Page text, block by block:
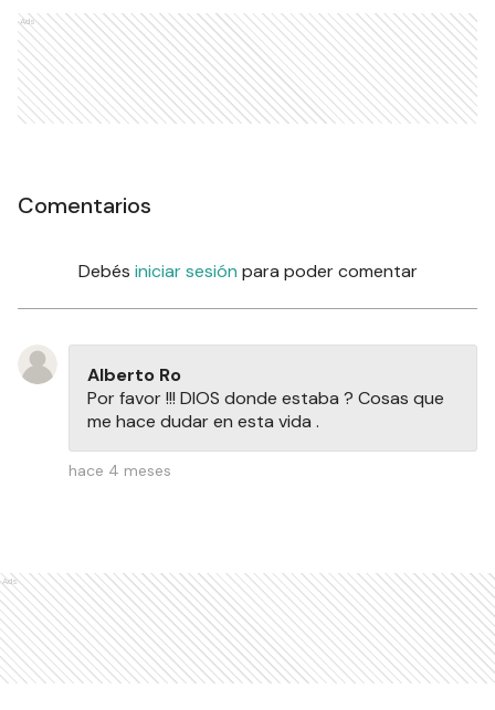
Ads
Comentarios
Debés iniciar sesión para poder comentar
Alberto Ro
Por favor !!! DIOS donde estaba ? Cosas que
me hace dudar en esta vida .
hace 4 meses
Ads